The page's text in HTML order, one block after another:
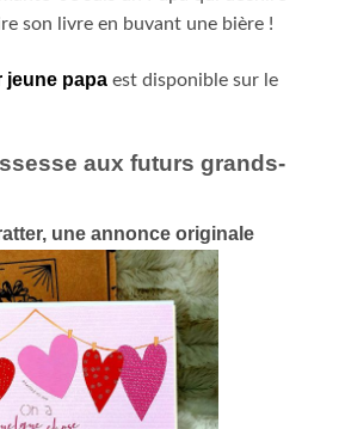
son livre en buvant une bière !
jeune papa est disponible sur le
aux futurs grands-
une annonce originale